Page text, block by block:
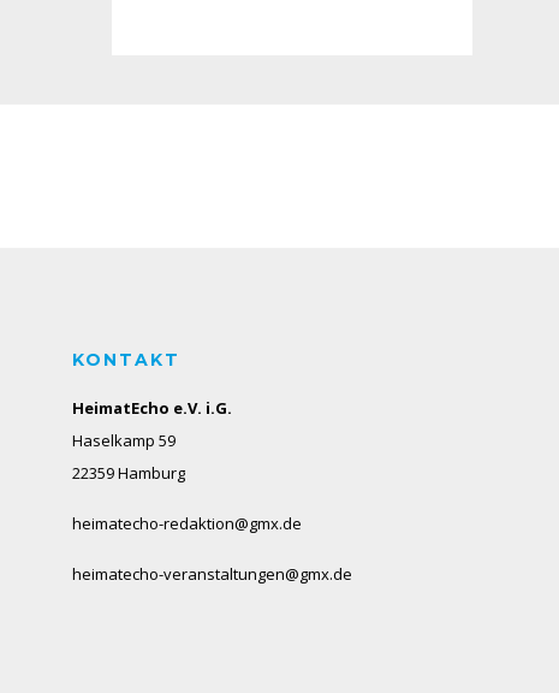
KONTAKT
HeimatEcho e.V. i.G.
Haselkamp 59
22359 Hamburg
heimatecho-redaktion@gmx.de
heimatecho-veranstaltungen@gmx.de